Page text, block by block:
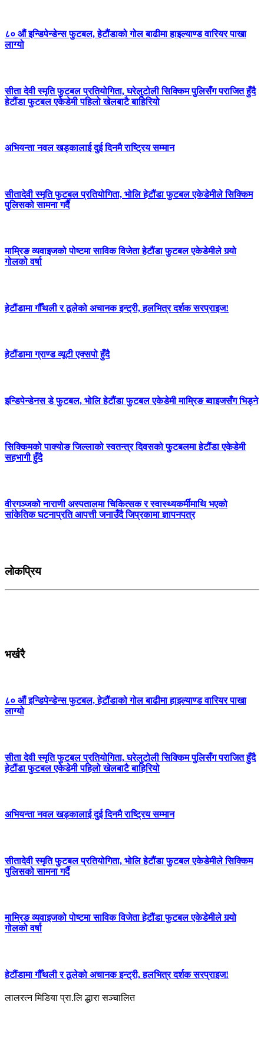
८० औं इन्डिपेन्डेन्स फुटबल, हेटौंडाको गोल बाढीमा हाइल्याण्ड वारियर पाखा
लाग्यो
सीता देवी स्मृति फुटबल प्रतियोगिता, घरेलुटोली सिक्किम पुलिसँग पराजित हुँदै
हेटौंडा फुटबल एकेडेमी पहिलो खेलबाटै बाहिरियो
अभियन्ता नवल खड्कालाई दुई दिनमै राष्ट्रिय सम्मान
सीतादेवी स्मृति फुटबल प्रतियोगिता, भोलि हेटौंडा फुटबल एकेडेमीले सिक्किम
पुलिसको सामना गर्दै
माम्रिङ व्यवाइजको पोष्टमा साविक विजेता हेटौंडा फुटबल एकेडेमीले गर्‍यो
गोलको वर्षा
हेटौंडामा गौँथली र ठूलेको अचानक इन्ट्री, हलभित्र दर्शक सरप्राइज!
हेटौंडामा ग्राण्ड व्यूटी एक्सपो हुँदै
इन्डिपेन्डेनस डे फुटबल, भोलि हेटौंडा फुटबल एकेडेमी माम्रिङ ब्वाइजसँग भिड्ने
सिक्किमको पाक्योङ जिल्लाको स्वतन्त्र दिवसको फुटबलमा हेटौंडा एकेडेमी
सहभागी हुँदै
वीरगञ्जको नाराणी अस्पतालमा चिकित्सक र स्वास्थ्यकर्मीमाथि भएको
सांकेतिक घटनाप्रति आपत्ती जनाउँदै जिप्रकामा ज्ञापनपत्र
लोकप्रिय
भर्खरै
८० औं इन्डिपेन्डेन्स फुटबल, हेटौंडाको गोल बाढीमा हाइल्याण्ड वारियर पाखा
लाग्यो
सीता देवी स्मृति फुटबल प्रतियोगिता, घरेलुटोली सिक्किम पुलिसँग पराजित हुँदै
हेटौंडा फुटबल एकेडेमी पहिलो खेलबाटै बाहिरियो
अभियन्ता नवल खड्कालाई दुई दिनमै राष्ट्रिय सम्मान
सीतादेवी स्मृति फुटबल प्रतियोगिता, भोलि हेटौंडा फुटबल एकेडेमीले सिक्किम
पुलिसको सामना गर्दै
माम्रिङ व्यवाइजको पोष्टमा साविक विजेता हेटौंडा फुटबल एकेडेमीले गर्‍यो
गोलको वर्षा
हेटौंडामा गौँथली र ठूलेको अचानक इन्ट्री, हलभित्र दर्शक सरप्राइज!
लालरत्न मिडिया प्रा.लि द्धारा सञ्चालित